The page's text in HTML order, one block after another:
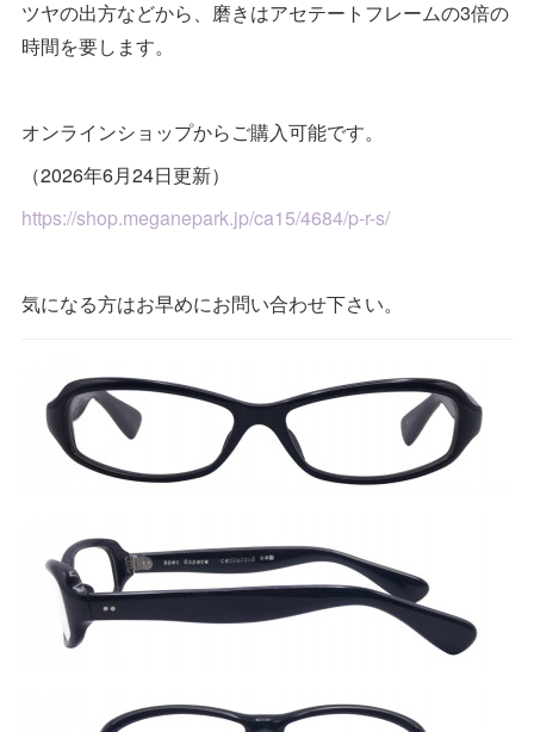
ツヤの出方などから、磨きはアセテートフレームの3倍の
時間を要します。
オンラインショップからご購入可能です。
（2026年6月24日更新）
https://shop.meganepark.jp/ca15/4684/p-r-s/
気になる方はお早めにお問い合わせ下さい。